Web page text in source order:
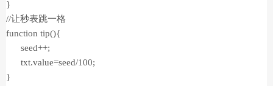
}
//让秒表跳一格
function tip(){
seed++;
txt.value=seed/100;
}